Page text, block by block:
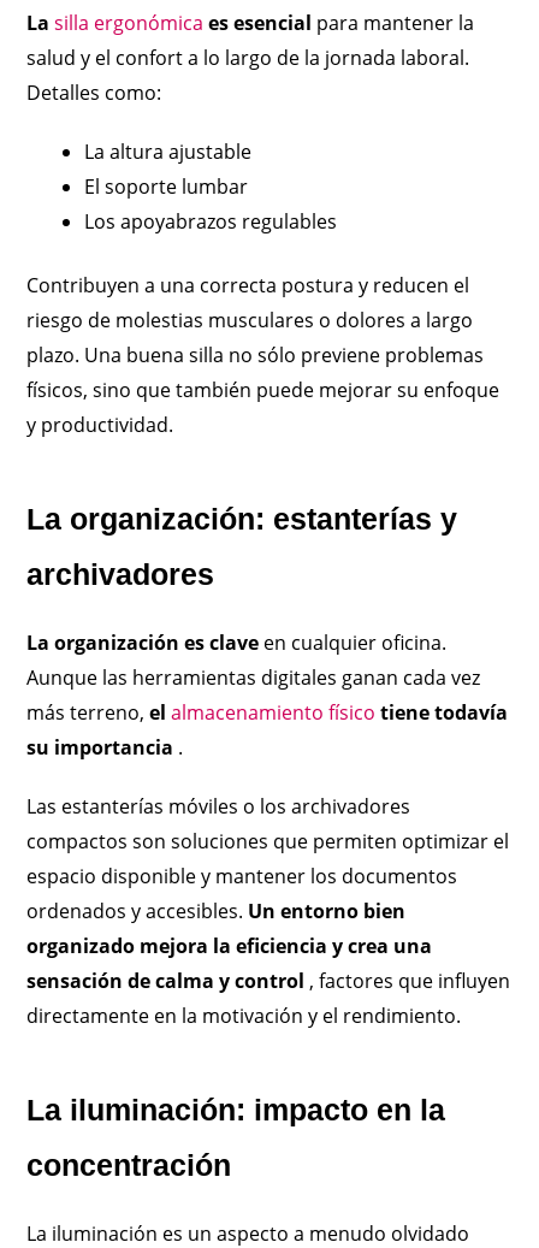
Lasilla ergonómica es esencial para mantener la
salud y el confort a lo largo de la jornada laboral.
Detalles como:
La altura ajustable
El soporte lumbar
Los apoyabrazos regulables
Contribuyen a una correcta postura y reducen el
riesgo de molestias musculares o dolores a largo
plazo. Una buena silla no sólo previene problemas
físicos, sino que también puede mejorar su enfoque
y productividad.
La organización: estanterías y
archivadores
La organización es clave en cualquier oficina.
Aunque las herramientas digitales ganan cada vez
más terreno,elalmacenamiento físico tiene todavía
su importancia .
Las estanterías móviles o los archivadores
compactos son soluciones que permiten optimizar el
espacio disponible y mantener los documentos
ordenados y accesibles. Un entorno bien
organizado mejora la eficiencia y crea una
sensación de calma y control , factores que influyen
directamente en la motivación y el rendimiento.
La iluminación: impacto en la
concentración
La iluminación es un aspecto a menudo olvidado